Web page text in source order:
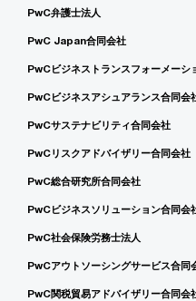
PwC弁護士法人
PwC Japan合同会社
PwCビジネストランスフォーメーシ
PwCビジネスアシュアランス合同会
PwCサステナビリティ合同会社
PwCリスクアドバイザリー合同会社
PwC総合研究所合同会社
PwCビジネスソリューション合同会
PwC社会保険労務士法人
PwCアウトソーシングサービス合同
PwC関税貿易アドバイザリー合同会